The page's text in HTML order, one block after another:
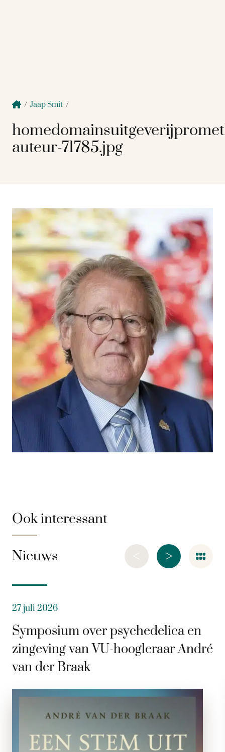
/ Jaap Smit /
auteur-71785.jpg
Ook interessant
Nieuws >
<
27 juli 2026
Symposium over psychedelica en
zingeving van VU-hoogleraar André
van der Braak